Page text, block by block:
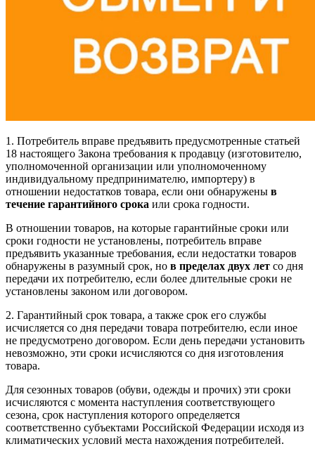
1. Потребитель вправе предъявить предусмотренные статьей
18 настоящего Закона требования к продавцу (изготовителю,
уполномоченной организации или уполномоченному
индивидуальному предпринимателю, импортеру) в
отношении недостатков товара, если они обнаружены в
течение гарантийного срока или срока годности.
В отношении товаров, на которые гарантийные сроки или
сроки годности не установлены, потребитель вправе
предъявить указанные требования, если недостатки товаров
обнаружены в разумный срок, но в пределах двух лет со дня
передачи их потребителю, если более длительные сроки не
установлены законом или договором.
2. Гарантийный срок товара, а также срок его службы
исчисляется со дня передачи товара потребителю, если иное
не предусмотрено договором. Если день передачи установить
невозможно, эти сроки исчисляются со дня изготовления
товара.
Для сезонных товаров (обуви, одежды и прочих) эти сроки
исчисляются с момента наступления соответствующего
сезона, срок наступления которого определяется
соответственно субъектами Российской Федерации исходя из
климатических условий места нахождения потребителей.